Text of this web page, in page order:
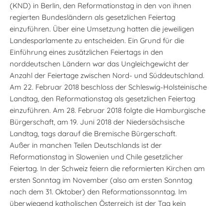
(KND) in Berlin, den Reformationstag in den von ihnen
regierten Bundesländern als gesetzlichen Feiertag
einzuführen. Über eine Umsetzung hatten die jeweiligen
Landesparlamente zu entscheiden. Ein Grund für die
Einführung eines zusätzlichen Feiertags in den
norddeutschen Ländern war das Ungleichgewicht der
Anzahl der Feiertage zwischen Nord- und Süddeutschland.
Am 22. Februar 2018 beschloss der Schleswig-Holsteinische
Landtag, den Reformationstag als gesetzlichen Feiertag
einzuführen. Am 28. Februar 2018 folgte die Hamburgische
Bürgerschaft, am 19. Juni 2018 der Niedersächsische
Landtag, tags darauf die Bremische Bürgerschaft.
Außer in manchen Teilen Deutschlands ist der
Reformationstag in Slowenien und Chile gesetzlicher
Feiertag. In der Schweiz feiern die reformierten Kirchen am
ersten Sonntag im November (also am ersten Sonntag
nach dem 31. Oktober) den Reformationssonntag. Im
überwiegend katholischen Österreich ist der Tag kein